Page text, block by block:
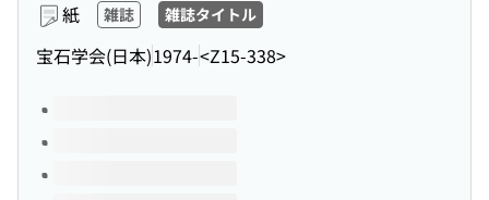
紙 雑誌 雑誌タイトル
宝石学会(日本)1974-<Z15-338>
このタイトルの巻号